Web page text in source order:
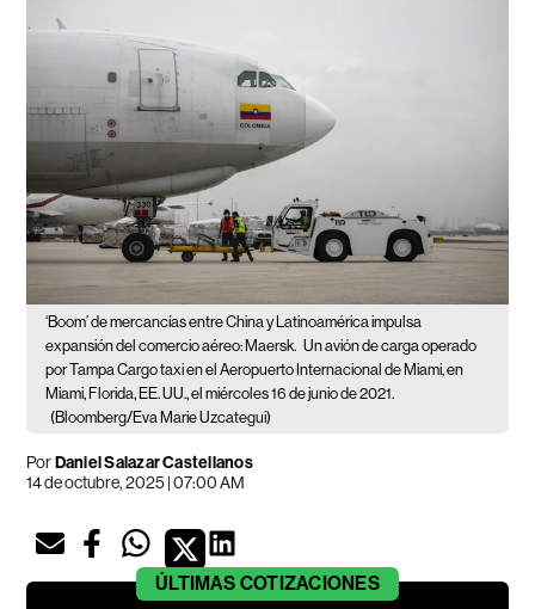
‘Boom’ de mercancías entre China y Latinoamérica impulsa
expansión del comercio aéreo: Maersk. Un avión de carga operado
por Tampa Cargo taxi en el Aeropuerto Internacional de Miami, en
Miami, Florida, EE. UU., el miércoles 16 de junio de 2021.
(Bloomberg/Eva Marie Uzcategui)
PorDaniel Salazar Castellanos
14 de octubre, 2025 | 07:00 AM
ÚLTIMAS COTIZACIONES